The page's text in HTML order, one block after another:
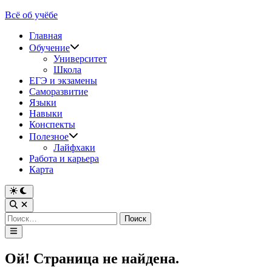
Перейти
содержимому
Всё об учёбе
Главная
Обучение
Университет
Школа
ЕГЭ и экзамены
Саморазвитие
Языки
Навыки
Конспекты
Полезное
Лайфхаки
Работа и карьера
Карта
Переключить
на
тёмный
режим
Открыть
поиск
Найти:
Главное
меню
Ой! Страница не найдена.